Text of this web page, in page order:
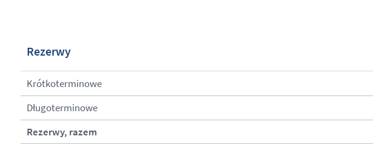
Rezerwy
Krótkoterminowe
Długoterminowe
Rezerwy, razem